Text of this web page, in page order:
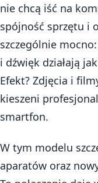
nie chcą iść na
spójność sprzętu i
szczególnie
i dźwięk działają
Efekt? Zdjęcia i
kieszeni
smartfon.
W tym modelu
aparatów oraz